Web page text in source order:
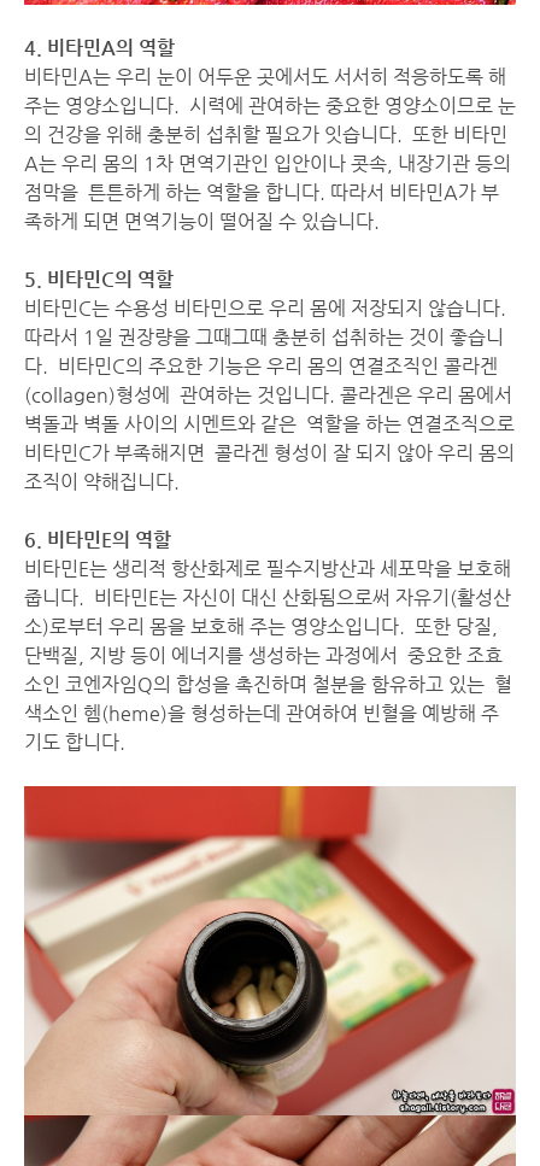
4. 비타민A의 역할
비타민A는 우리 눈이 어두운 곳에서도 서서히 적응하도록 해
주는 영양소입니다. 시력에 관여하는 중요한 영양소이므로 눈
의 건강을 위해 충분히 섭취할 필요가 잇습니다. 또한 비타민
A는 우리 몸의 1차 면역기관인 입안이나 콧속, 내장기관 등의
점막을 튼튼하게 하는 역할을 합니다. 따라서 비타민A가 부
족하게 되면 면역기능이 떨어질 수 있습니다.
5. 비타민C의 역할
비타민C는 수용성 비타민으로 우리 몸에 저장되지 않습니다.
따라서 1일 권장량을 그때그때 충분히 섭취하는 것이 좋습니
다. 비타민C의 주요한 기능은 우리 몸의 연결조직인 콜라겐
(collagen)형성에 관여하는 것입니다. 콜라겐은 우리 몸에서
벽돌과 벽돌 사이의 시멘트와 같은 역할을 하는 연결조직으로
비타민C가 부족해지면 콜라겐 형성이 잘 되지 않아 우리 몸의
조직이 약해집니다.
6. 비타민E의 역할
비타민E는 생리적 항산화제로 필수지방산과 세포막을 보호해
줍니다. 비타민E는 자신이 대신 산화됨으로써 자유기(활성산
소)로부터 우리 몸을 보호해 주는 영양소입니다. 또한 당질,
단백질, 지방 등이 에너지를 생성하는 과정에서 중요한 조효
소인 코엔자임Q의 합성을 촉진하며 철분을 함유하고 있는 혈
색소인 헴(heme)을 형성하는데 관여하여 빈혈을 예방해 주
기도 합니다.